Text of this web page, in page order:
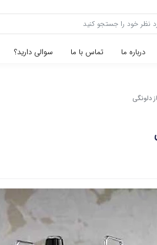
درباره ما تماس با ما سوالی دارید؟
دلونگی